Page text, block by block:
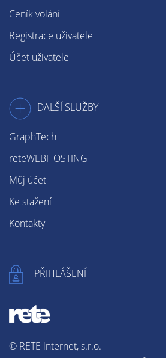
Ceník volání
Registrace uživatele
Účet uživatele
DALŠÍ SLUŽBY
GraphTech
reteWEBHOSTING
Můj účet
Ke stažení
Kontakty
PŘIHLÁŠENÍ
© RETE internet, s.r.o.